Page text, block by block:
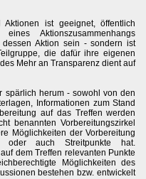
ist geeignet, öffentlich
Aktionszusammenhangs
Aktion sein - sondern ist
die dafür ihre eigenen
Mehr an Transparenz dient auf
spärlich herum - sowohl von den
Informationen zum Stand
auf das Treffen werden
benannten Vorbereitungszirkel
Möglichkeiten der Vorbereitung
oder auch Streitpunkte hat.
dem Treffen relevanten Punkte
Möglichkeiten des
bestehen bzw. entwickelt